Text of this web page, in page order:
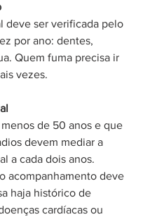
deve ser verificada pelo
por ano: dentes,
Quem fuma precisa ir
vezes.
de 50 anos e que
devem mediar a
a cada dois anos.
acompanhamento deve
haja histórico de
cardíacas ou